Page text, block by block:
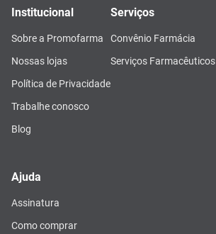
Institucional
Sobre a Promofarma
Nossas lojas
Política de Privacidade
Trabalhe conosco
Blog
Serviços
Convênio Farmácia
Serviços Farmacêuticos
Ajuda
Assinatura
Como comprar